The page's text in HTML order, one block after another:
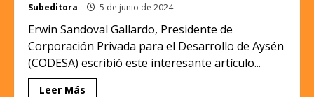
Subeditora 5 de junio de 2024
Erwin Sandoval Gallardo, Presidente de
Corporación Privada para el Desarrollo de Aysén
(CODESA) escribió este interesante artículo...
Leer Más